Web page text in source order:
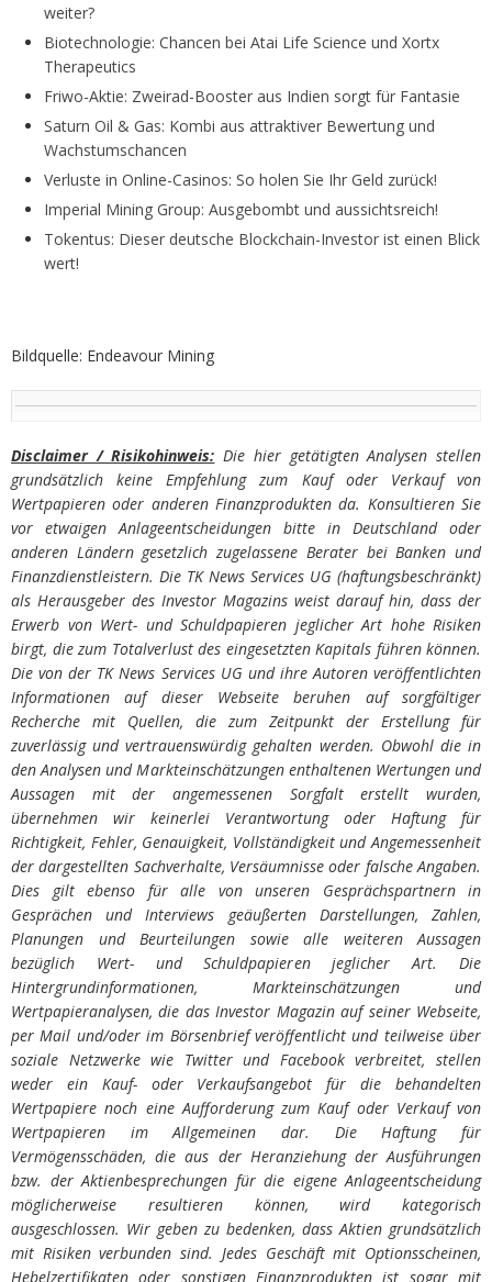
weiter?
Biotechnologie: Chancen bei Atai Life Science und Xortx
Therapeutics
Friwo-Aktie: Zweirad-Booster aus Indien sorgt für Fantasie
Saturn Oil & Gas: Kombi aus attraktiver Bewertung und
Wachstumschancen
Verluste in Online-Casinos: So holen Sie Ihr Geld zurück!
Imperial Mining Group: Ausgebombt und aussichtsreich!
Tokentus: Dieser deutsche Blockchain-Investor ist einen Blick
wert!
Bildquelle: Endeavour Mining
Disclaimer / Risikohinweis: Die hier getätigten Analysen stellen
grundsätzlich keine Empfehlung zum Kauf oder Verkauf von
Wertpapieren oder anderen Finanzprodukten da. Konsultieren Sie
vor etwaigen Anlageentscheidungen bitte in Deutschland oder
anderen Ländern gesetzlich zugelassene Berater bei Banken und
Finanzdienstleistern. Die TK News Services UG (haftungsbeschränkt)
als Herausgeber des Investor Magazins weist darauf hin, dass der
Erwerb von Wert- und Schuldpapieren jeglicher Art hohe Risiken
birgt, die zum Totalverlust des eingesetzten Kapitals führen können.
Die von der TK News Services UG und ihre Autoren veröffentlichten
Informationen auf dieser Webseite beruhen auf sorgfältiger
Recherche mit Quellen, die zum Zeitpunkt der Erstellung für
zuverlässig und vertrauenswürdig gehalten werden. Obwohl die in
den Analysen und Markteinschätzungen enthaltenen Wertungen und
Aussagen mit der angemessenen Sorgfalt erstellt wurden,
übernehmen wir keinerlei Verantwortung oder Haftung für
Richtigkeit, Fehler, Genauigkeit, Vollständigkeit und Angemessenheit
der dargestellten Sachverhalte, Versäumnisse oder falsche Angaben.
Dies gilt ebenso für alle von unseren Gesprächspartnern in
Gesprächen und Interviews geäußerten Darstellungen, Zahlen,
Planungen und Beurteilungen sowie alle weiteren Aussagen
bezüglich Wert- und Schuldpapieren jeglicher Art. Die
Hintergrundinformationen, Markteinschätzungen und
Wertpapieranalysen, die das Investor Magazin auf seiner Webseite,
per Mail und/oder im Börsenbrief veröffentlicht und teilweise über
soziale Netzwerke wie Twitter und Facebook verbreitet, stellen
weder ein Kauf- oder Verkaufsangebot für die behandelten
Wertpapiere noch eine Aufforderung zum Kauf oder Verkauf von
Wertpapieren im Allgemeinen dar. Die Haftung für
Vermögensschäden, die aus der Heranziehung der Ausführungen
bzw. der Aktienbesprechungen für die eigene Anlageentscheidung
möglicherweise resultieren können, wird kategorisch
ausgeschlossen. Wir geben zu bedenken, dass Aktien grundsätzlich
mit Risiken verbunden sind. Jedes Geschäft mit Optionsscheinen,
Hebelzertifikaten oder sonstigen Finanzprodukten ist sogar mit